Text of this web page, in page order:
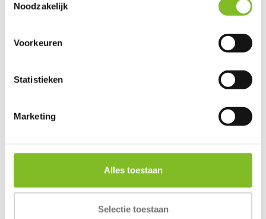
Noodzakelijk
Voorkeuren
Statistieken
Marketing
Alles toestaan
Selectie toestaan
€3,40